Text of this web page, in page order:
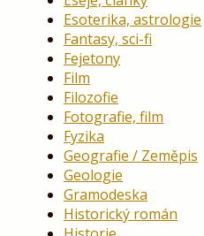
Esoterika, astrologie
Fantasy, sci-fi
Fejetony
Film
Filozofie
Fotografie, film
Fyzika
Geografie / Zeměpis
Geologie
Gramodeska
Historický román